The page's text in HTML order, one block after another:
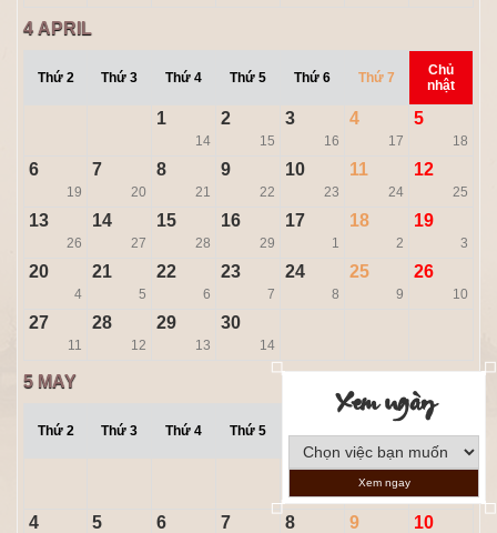
Xem ngày
Xem ngay
4 APRIL
Thứ 2 Thứ 3 Thứ 4 Thứ 5 Thứ 6 Thứ 7
Chủ
nhật
1
14
2
15
3
16
4
17
5
18
6
19
7
20
8
21
9
22
10
23
11
24
12
25
13
26
14
27
15
28
16
29
17
1
18
2
19
3
20
4
21
5
22
6
23
7
24
8
25
9
26
10
27
11
28
12
29
13
30
14
5 MAY
Thứ 2 Thứ 3 Thứ 4 Thứ 5
Chủ
nhật
1
15
2
16
3
17
4 5 6 7 8 9 10